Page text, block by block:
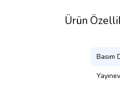
Ürün
Basım